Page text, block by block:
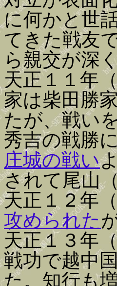
に何かと世
てきた戦友
ら親交が深
天正１１年
家は柴田勝
たが、戦い
秀吉の戦勝
庄城の戦い
されて尾山
天正１２年
攻められた
天正１３年
戦功で越中
た。知行も